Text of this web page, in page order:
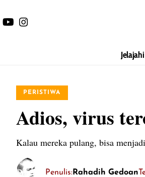
PERISTIWA
Adios, virus
Kalau mereka pulang, bisa
Penulis:Rahadih Gedoan